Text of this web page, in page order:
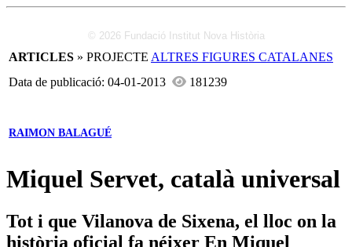
© 2026 Fundació Institut Nova Història
ARTICLES » PROJECTE ALTRES FIGURES CATALANES
Data de publicació: 04-01-2013
181239
RAIMON BALAGUÉ
Miquel Servet, català universal
Tot i que Vilanova de Sixena, el lloc on la
història oficial fa néixer En Miquel